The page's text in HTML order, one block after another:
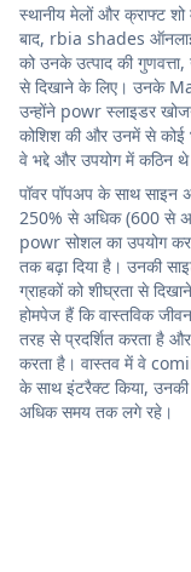
स्थानीय मेलों और क्राफ्ट
बाद, rbia shades
को उनके उत्पाद की
से दिखाने के लिए। उनके
उन्होंने powr स्लाइडर
कोशिश की और उनमें से कोई
वे भद्दे और उपयोग में कठिन
पॉवर पॉपअप के साथ
250% से अधिक (600 से
powr सोशल का उपयोग
तक बढ़ा दिया है। उनकी
ग्राहकों को शीघ्रता से
होमपेज हैं कि वास्तविक
तरह से प्रदर्शित करता है
करता है। वास्तव में वे
के साथ इंटरैक्ट किया, उनकी
अधिक समय तक लगे रहे।